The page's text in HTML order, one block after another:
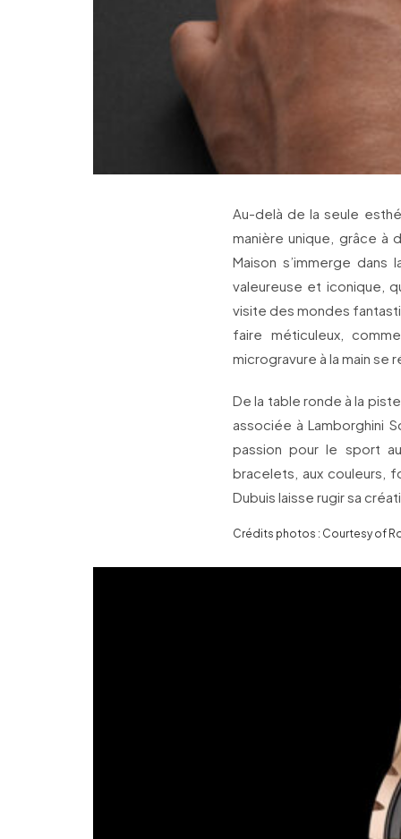
Au-delà de la seule
manière unique, grâce à
Maison s’immerge
valeureuse et iconique,
visite des mondes
faire méticuleux,
microgravure à la main se
De la table ronde à la
associée à Lamborghini
passion pour le sport
bracelets, aux couleurs,
Dubuis laisse rugir sa
Crédits photos : Courtesy of